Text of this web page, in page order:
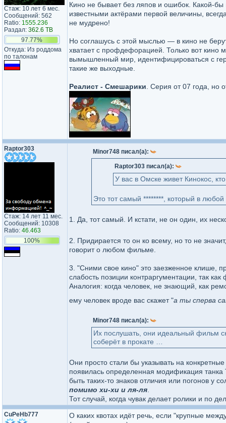
Стаж: 10 лет 6 мес.
Сообщений: 562
Ratio: 1555.236
Раздал: 362.6 TB
97.77%
Откуда: Из роддома
по талонам
Кино не бывает без ляпов и ошибок. Какой-
известными актёрами первой величины,
не мудрено!
Но соглашусь с этой мыслью — в кино не
хватает с профдефорацией. Только вот кино
вымышленный мир, идентифицироваться с
такие же выходные.
Реалист - Смешарики . Серия от 07 года, но
Raptor303
Стаж: 14 лет 11 мес.
Сообщений: 10308
Ratio: 46.463
100%
Minor748 писал(а):
Raptor303 писал(а):
У вас в Омске живет Кинокос,
Это тот самый ********, который в
1. Да, тот самый. И кстати, не он один, их
2. Придирается то он ко всему, но то не
говорит о любом фильме.
3. "Сними свое кино" это заезженное клише,
слабость позиции контраргументации, так как
Аналогия: когда человек, не знающий, как
ему человек вроде вас скажет "а ты сперва
Minor748 писал(а):
Их послушать, они идеальный фильм
соберёт в прокате …
Они просто стали бы указывать на
появилась определенная модификация
быть таких-то знаков отличия или погонов у
помимо хи-хи и ля-ля
Тот случай, когда чувак делает ролики и по
CuPeHb777
О каких квотах идёт речь, если "крупные